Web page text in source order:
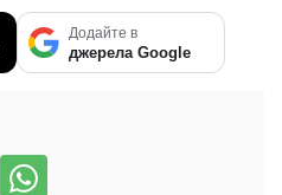
Додайте в
джерела Google